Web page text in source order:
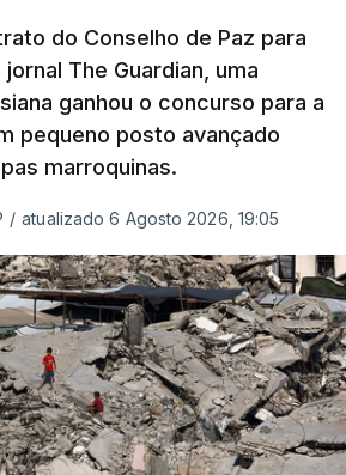
do Conselho de Paz para
The Guardian, uma
ganhou o concurso para a
pequeno posto avançado
marroquinas.
/ atualizado 6 Agosto 2026, 19:05